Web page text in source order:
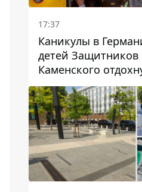
17:37
Каникулы в
детей Защитников
Каменского
Вуппертале